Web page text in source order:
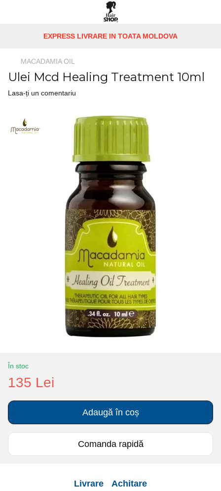
EXPRESS LIVRARE IN TOATA MOLDOVA
MACADAMIA OIL
Ulei Mcd Healing Treatment 10ml
Lasa-ți un comentariu
În stoc
135 Lei
Adaugă în coș
Comanda rapidă
Livrare Achitare